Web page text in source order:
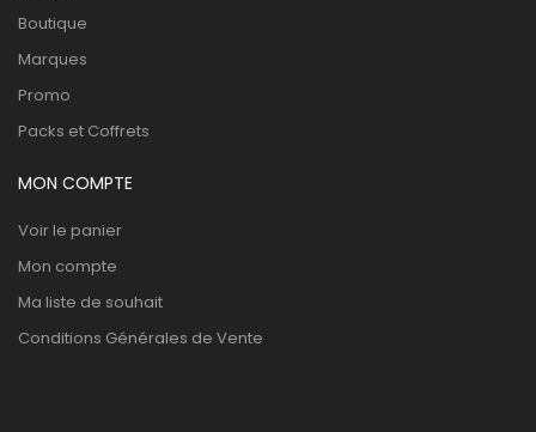
Boutique
Marques
Promo
Packs et Coffrets
MON COMPTE
Voir le panier
Mon compte
Ma liste de souhait
Conditions Générales de Vente